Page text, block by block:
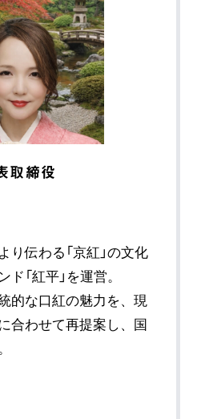
取締役
伝わる「京紅」の文化
「紅平」を運営。
的な口紅の魅力を、現
合わせて再提案し、国